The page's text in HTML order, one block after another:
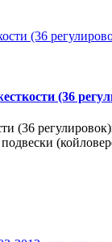
(36
(36